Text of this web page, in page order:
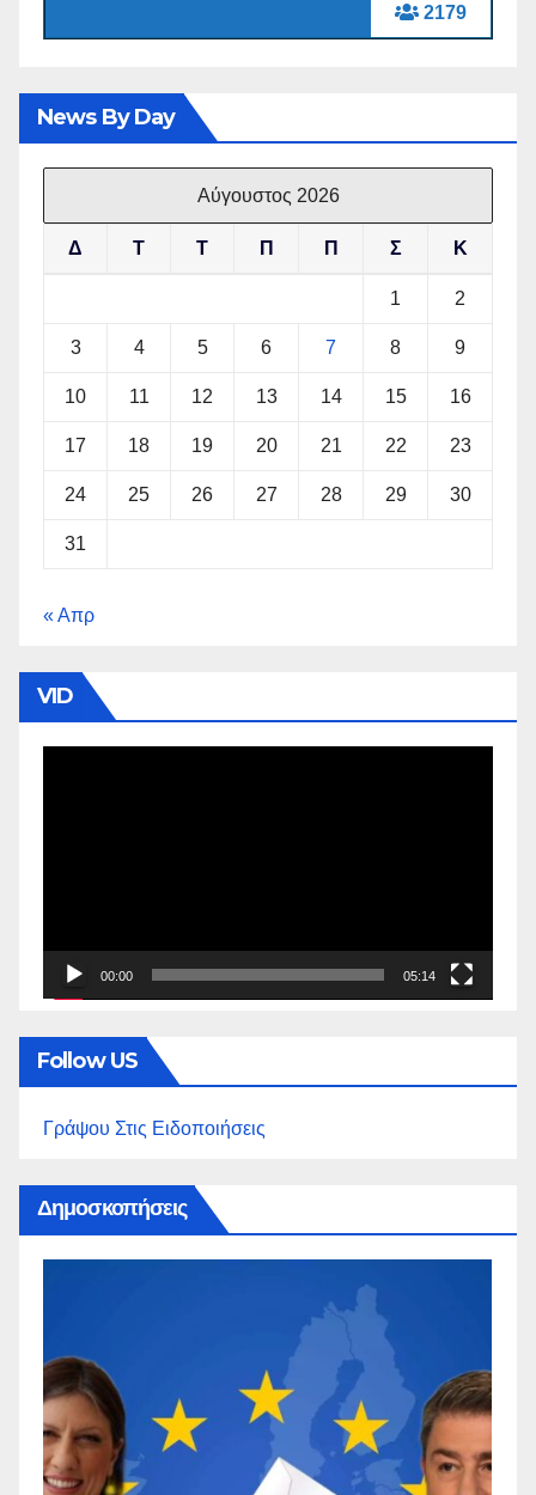
2179
News By Day
Αύγουστος 2026
Δ Τ Τ Π Π Σ Κ
1 2
3 4 5 6 7 8 9
10 11 12 13 14 15 16
17 18 19 20 21 22 23
24 25 26 27 28 29 30
31
« Απρ
VID
00:00 05:14
Follow US
Γράψου Στις Ειδοποιήσεις
Δημοσκοπήσεις